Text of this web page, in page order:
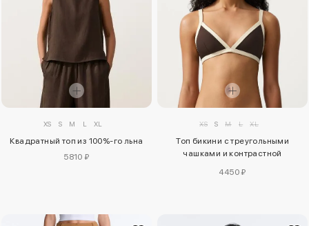
XS S M L XL
Квадратный топ из 100%-го льна
5810 ₽
XS S M L XL
Топ бикини с треугольными
чашками и контрастной
4450 ₽